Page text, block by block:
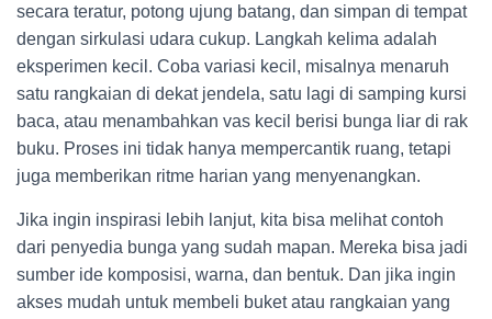
secara teratur, potong ujung batang, dan simpan di tempat
dengan sirkulasi udara cukup. Langkah kelima adalah
eksperimen kecil. Coba variasi kecil, misalnya menaruh
satu rangkaian di dekat jendela, satu lagi di samping kursi
baca, atau menambahkan vas kecil berisi bunga liar di rak
buku. Proses ini tidak hanya mempercantik ruang, tetapi
juga memberikan ritme harian yang menyenangkan.
Jika ingin inspirasi lebih lanjut, kita bisa melihat contoh
dari penyedia bunga yang sudah mapan. Mereka bisa jadi
sumber ide komposisi, warna, dan bentuk. Dan jika ingin
akses mudah untuk membeli buket atau rangkaian yang